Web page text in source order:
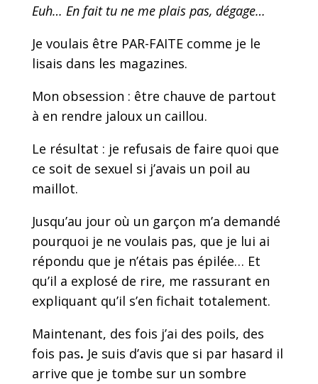
Euh… En fait tu ne me plais pas, dégage…
Je voulais être PAR-FAITE comme je le
lisais dans les magazines.
Mon obsession : être chauve de partout
à en rendre jaloux un caillou.
Le résultat : je refusais de faire quoi que
ce soit de sexuel si j’avais un poil au
maillot.
Jusqu’au jour où un garçon m’a demandé
pourquoi je ne voulais pas, que je lui ai
répondu que je n’étais pas épilée… Et
qu’il a explosé de rire, me rassurant en
expliquant qu’il s’en fichait totalement.
Maintenant, des fois j’ai des poils, des
fois pas. Je suis d’avis que si par hasard il
arrive que je tombe sur un sombre